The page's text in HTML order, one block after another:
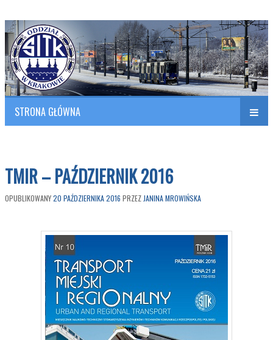
SITK RP Oddział w KRAKOWIE
Polish Association of Engineers & Technicians of Transportation
STRONA GŁÓWNA
TMIR – PAŹDZIERNIK 2016
OPUBLIKOWANY20 PAŹDZIERNIKA 2016 PRZEZ JANINA MROWIŃSKA